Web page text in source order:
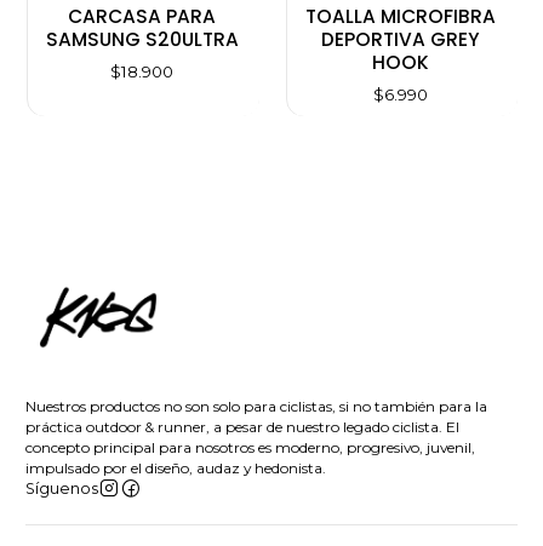
CARCASA PARA
SAMSUNG S20ULTRA
$18.900
TOALLA MICROFIBRA
DEPORTIVA GREY
HOOK
$6.990
Nuestros productos no son solo para ciclistas, si no también para la
práctica outdoor & runner, a pesar de nuestro legado ciclista. El
concepto principal para nosotros es moderno, progresivo, juvenil,
impulsado por el diseño, audaz y hedonista.
Síguenos